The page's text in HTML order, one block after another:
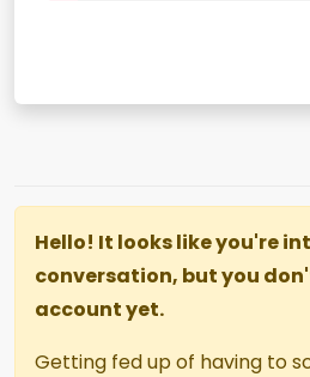
Hello! It looks like you're
conversation, but you
account yet.
Getting fed up of having to